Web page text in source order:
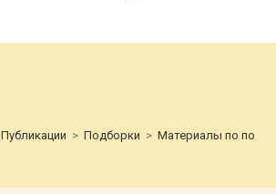
Публикации > Подборки > Материалы по